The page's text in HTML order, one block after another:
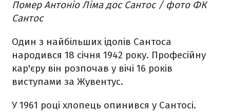
Помер Антоніо Ліма дос Сантос / фото ФК
Сантос
Один з найбільших ідолів Сантоса
народився 18 січня 1942 року. Професійну
кар'єру він розпочав у вічі 16 років
виступами за Жувентус.
У 1961 році хлопець опинився у Сантосі.